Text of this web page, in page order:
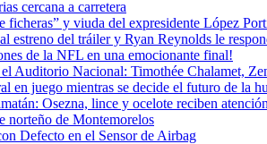
cercana a carretera
ficheras” y viuda del expresidente López
estreno del tráiler y Ryan Reynolds le
de la NFL en una emocionante final!
el Auditorio Nacional: Timothée Chalamet,
en juego mientras se decide el futuro de la
Osezna, lince y ocelote reciben
norteño de Montemorelos
Defecto en el Sensor de Airbag